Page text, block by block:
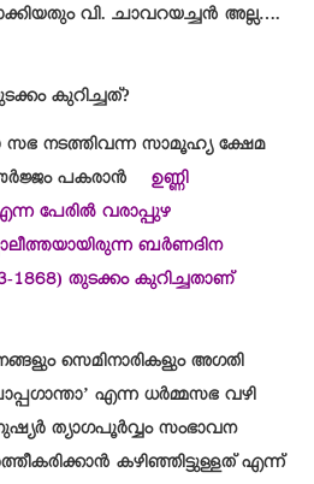
വി. ചാവറയച്ചൻ അല്ല….
കുറിച്ചത്?
സഭ നടത്തിവന്ന സാമൂഹ്യ ക്ഷേമ
പകരാൻ
ഉണ്ണി
പേരിൽ വരാപ്പുഴ
ബർണദിന
1868) തുടക്കം കുറിച്ചതാണ്
സെമിനാരികളും അഗതി
എന്ന ധർമ്മസഭ വഴി
ത്യാഗപൂർവ്വം സംഭാവന
കഴിഞ്ഞിട്ടുള്ളത് എന്ന്